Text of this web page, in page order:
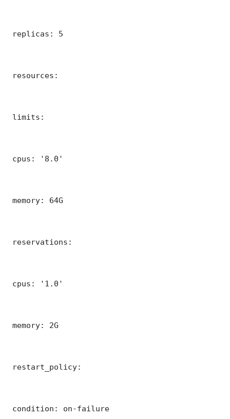
replicas: 5
resources:
limits:
cpus: '8.0'
memory: 64G
reservations:
cpus: '1.0'
memory: 2G
restart_policy:
condition: on-failure